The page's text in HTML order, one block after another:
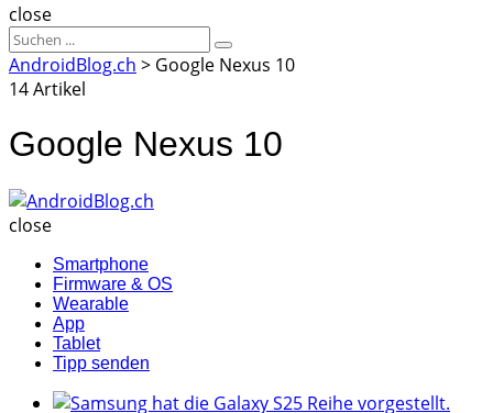
Suche
close
Sucheergebnisse
für
Suche
AndroidBlog.ch > Google Nexus 10
14 Artikel
Google Nexus 10
close
Smartphone
Firmware & OS
Wearable
App
Tablet
Tipp senden